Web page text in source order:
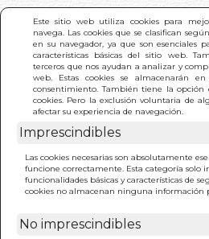
Este sitio web utiliza cookies para
navega. Las cookies que se clasifican
en su navegador, ya que son esenciales
características básicas del sitio web.
terceros que nos ayudan a analizar y
web. Estas cookies se almacenarán
consentimiento. También tiene la
cookies. Pero la exclusión voluntaria de
afectar su experiencia de navegación.
Imprescindibles
Las cookies necesarias son absolutamente
funcione correctamente. Esta categoría solo
funcionalidades básicas y características de
cookies no almacenan ninguna información
No imprescindibles
INICIO > OCTOBER Y